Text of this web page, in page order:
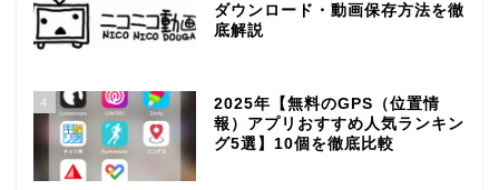
ダウンロード・動画保存方法を徹
底解説
4
2025年【無料のGPS（位置情
報）アプリおすすめ人気ランキン
グ5選】10個を徹底比較